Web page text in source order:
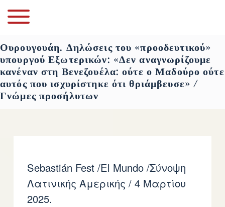
Navegación principal
Open or Close horizontal Main Menu
Ουρουγουάη. Δηλώσεις του «προοδευτικού»
υπουργού Εξωτερικών: «Δεν αναγνωρίζουμε
κανέναν στη Βενεζουέλα: ούτε ο Μαδούρο ούτε
αυτός που ισχυρίστηκε ότι θριάμβευσε» /
Γνώμες προσήλυτων
Sebastián Fest /El Mundo /Σύνοψη
Λατινικής Αμερικής / 4 Μαρτίου
2025.